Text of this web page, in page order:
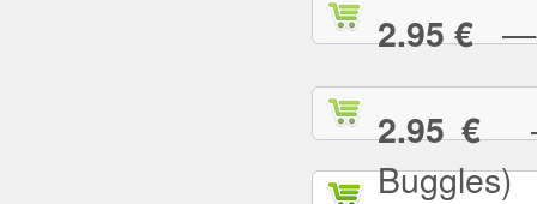
2.95 €—
2.95 €—
Buggles)